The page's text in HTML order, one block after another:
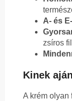
A- és
zsíros
Kinek
A krém olyan